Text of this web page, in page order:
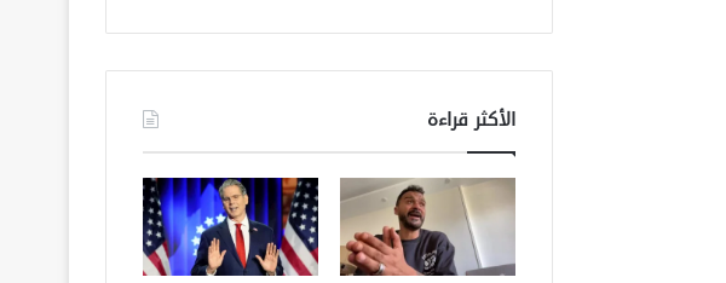
الأكثر قراءة